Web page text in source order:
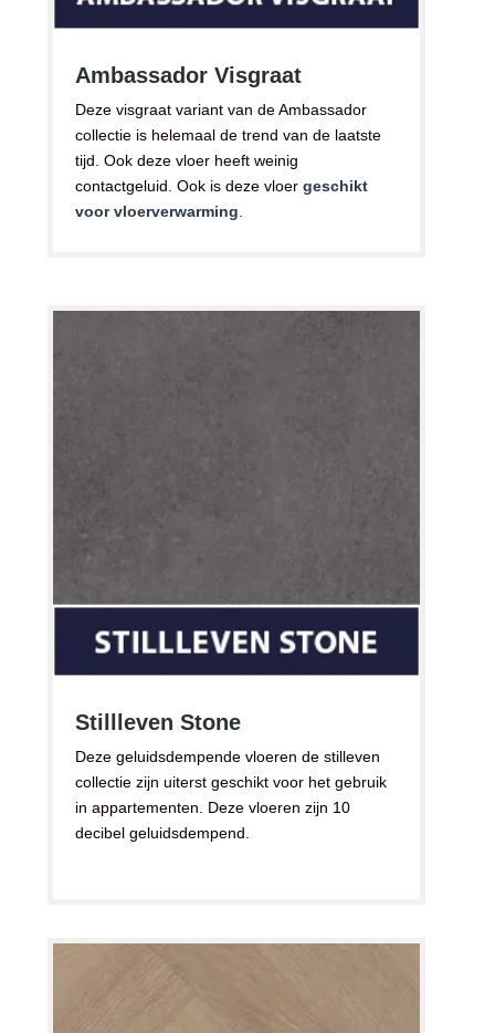
Ambassador Visgraat
Deze visgraat variant van de Ambassador
collectie is helemaal de trend van de laatste
tijd. Ook deze vloer heeft weinig
contactgeluid. Ook is deze vloer geschikt
voor vloerverwarming
Stillleven Stone
Deze geluidsdempende vloeren de stilleven
collectie zijn uiterst geschikt voor het gebruik
in appartementen. Deze vloeren zijn 10
decibel geluidsdempend.